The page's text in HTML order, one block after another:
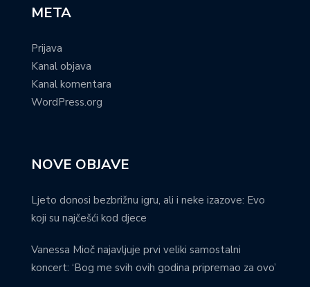
META
Prijava
Kanal objava
Kanal komentara
WordPress.org
NOVE OBJAVE
Ljeto donosi bezbrižnu igru, ali i neke izazove: Evo
koji su najčešći kod djece
Vanessa Mioč najavljuje prvi veliki samostalni
koncert: ‘Bog me svih ovih godina pripremao za ovo’